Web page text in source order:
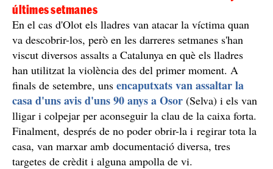
últimes setmanes
En el cas d'Olot els lladres van atacar la víctima quan
va descobrir-los, però en les darreres setmanes s'han
viscut diversos assalts a Catalunya en què els lladres
han utilitzat la violència des del primer moment. A
finals de setembre, uns encaputxats van assaltar la
casa d'uns avis d'uns 90 anys a Osor (Selva) i els van
lligar i colpejar per aconseguir la clau de la caixa forta.
Finalment, després de no poder obrir-la i regirar tota la
casa, van marxar amb documentació diversa, tres
targetes de crèdit i alguna ampolla de vi.